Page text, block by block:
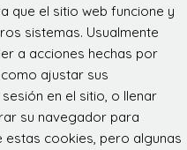
que el sitio web funcione y
sistemas. Usualmente
a acciones hechas por
ajustar sus
en el sitio, o llenar
su navegador para
cookies, pero algunas